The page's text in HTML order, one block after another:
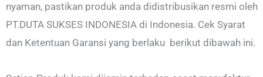
nyaman, pastikan produk anda didistribusikan resmi oleh
PT.DUTA SUKSES INDONESIA di Indonesia. Cek Syarat
dan Ketentuan Garansi yang berlaku berikut dibawah ini.